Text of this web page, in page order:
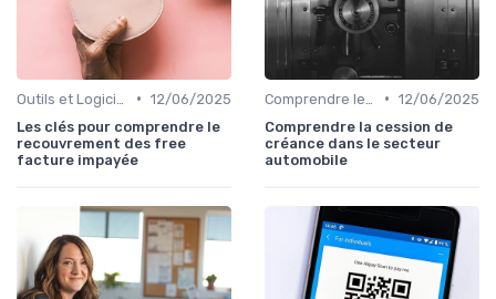
• 12/06/2025
Les clés pour comprendre le
recouvrement des free
facture impayée
• 12/06/2025
Comprendre la cession de
créance dans le secteur
automobile